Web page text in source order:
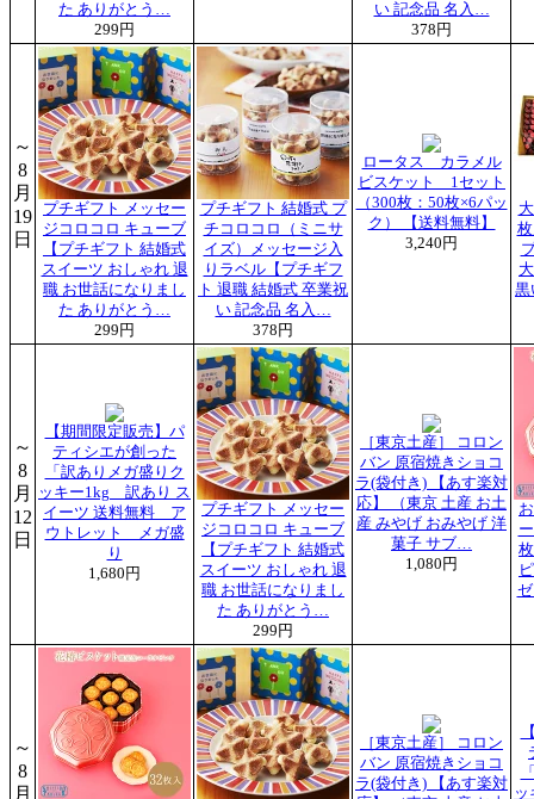
た ありがとう…
299円
い 記念品 名入…
378円
～
8
月
19
日
プチギフト メッセー
ジコロコロ キューブ
【プチギフト 結婚式
スイーツ おしゃれ 退
職 お世話になりまし
た ありがとう…
299円
プチギフト 結婚式 プ
チコロコロ（ミニサ
イズ）メッセージ入
りラベル【プチギフ
ト 退職 結婚式 卒業祝
い 記念品 名入…
378円
ロータス カラメル
ビスケット 1セット
（300枚：50枚×6パッ
ク） 【送料無料】
3,240円
黒
～
8
月
12
日
【期間限定販売】パ
ティシエが創った
「訳ありメガ盛りク
ッキー1kg 訳あり ス
イーツ 送料無料 ア
ウトレット メガ盛
り
1,680円
プチギフト メッセー
ジコロコロ キューブ
【プチギフト 結婚式
スイーツ おしゃれ 退
職 お世話になりまし
た ありがとう…
299円
［東京土産］ コロン
バン 原宿焼きショコ
ラ(袋付き) 【あす楽対
応】 （東京 土産 お土
産 みやげ おみやげ 洋
菓子 サブ…
1,080円
～
8
月
［東京土産］ コロン
バン 原宿焼きショコ
ラ(袋付き) 【あす楽対